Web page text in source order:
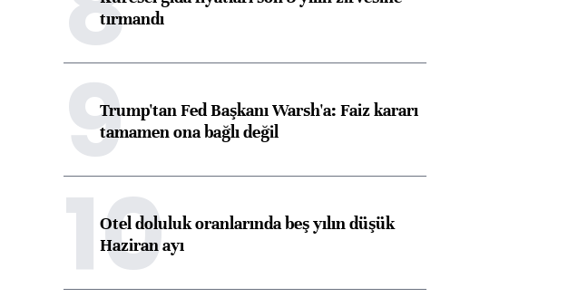
tırmandı
9Trump'tan Fed Başkanı Warsh'a: Faiz kararı
tamamen ona bağlı değil
10
Otel doluluk oranlarında beş yılın düşük
Haziran ayı